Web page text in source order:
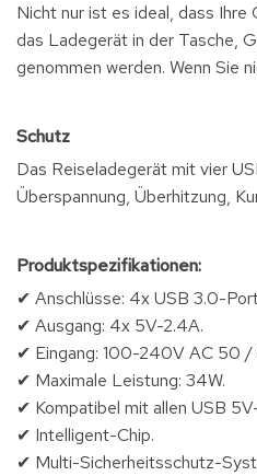
Nicht nur ist es ideal, dass Ihre
das Ladegerät in der Tasche,
genommen werden. Wenn Sie
Schutz
Das Reiseladegerät mit vier
Überspannung, Überhitzung,
Produktspezifikationen:
✔ Anschlüsse: 4x USB 3.0-
✔ Ausgang: 4x 5V-2.4A.
✔ Eingang: 100-240V AC 50
✔ Maximale Leistung: 34W.
✔ Kompatibel mit allen USB
✔ Intelligent-Chip.
✔ Multi-Sicherheitsschutz-